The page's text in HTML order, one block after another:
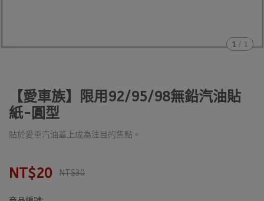
1 / 1
【愛車族】限用92/95/98無鉛汽油貼
紙-圓型
貼於愛車汽油蓋上成為注目的焦點。
NT$20 NT$30